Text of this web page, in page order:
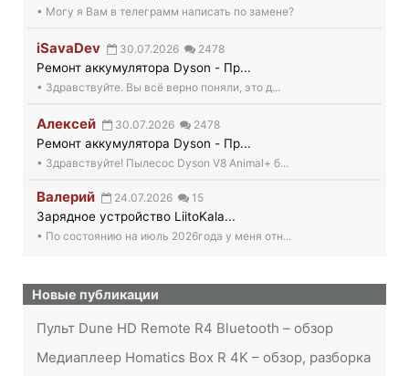
• Могу я Вам в телеграмм написать по замене?
iSavaDev 30.07.2026 2478
Ремонт аккумулятора Dyson - Пр...
• Здравствуйте. Вы всё верно поняли, это д...
Алексей 30.07.2026 2478
Ремонт аккумулятора Dyson - Пр...
• Здравствуйте! Пылесос Dyson V8 Animal+ б...
Валерий 24.07.2026 15
Зарядное устройство LiitoKala...
• По состоянию на июль 2026года у меня отн...
Новые публикации
Пульт Dune HD Remote R4 Bluetooth – обзор
Медиаплеер Homatics Box R 4K – обзор, разборка